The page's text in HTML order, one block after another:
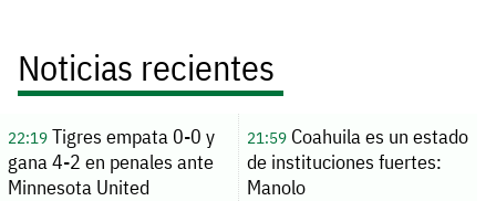
Noticias recientes
22:19Tigres empata 0-0 y
gana 4-2 en penales ante
Minnesota United
21:59Coahuila es un estado
de instituciones fuertes:
Manolo